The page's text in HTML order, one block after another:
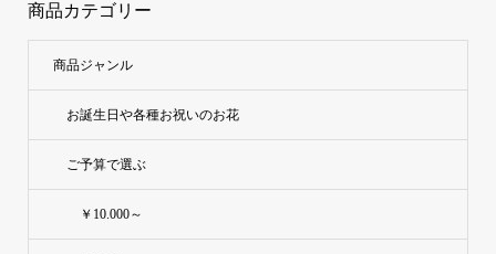
商品カテゴリー
商品ジャンル
お誕生日や各種お祝いのお花
ご予算で選ぶ
￥10.000～